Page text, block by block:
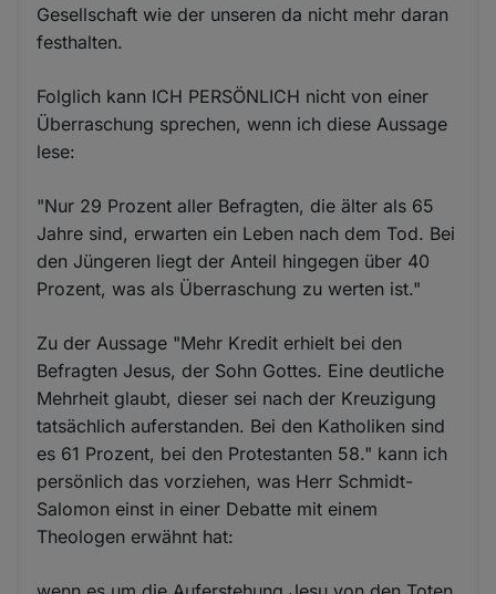
Gesellschaft wie der unseren da nicht mehr daran
festhalten.
Folglich kann ICH PERSÖNLICH nicht von einer
Überraschung sprechen, wenn ich diese Aussage
lese:
"Nur 29 Prozent aller Befragten, die älter als 65
Jahre sind, erwarten ein Leben nach dem Tod. Bei
den Jüngeren liegt der Anteil hingegen über 40
Prozent, was als Überraschung zu werten ist."
Zu der Aussage "Mehr Kredit erhielt bei den
Befragten Jesus, der Sohn Gottes. Eine deutliche
Mehrheit glaubt, dieser sei nach der Kreuzigung
tatsächlich auferstanden. Bei den Katholiken sind
es 61 Prozent, bei den Protestanten 58." kann ich
persönlich das vorziehen, was Herr Schmidt-
Salomon einst in einer Debatte mit einem
Theologen erwähnt hat: